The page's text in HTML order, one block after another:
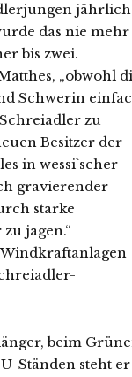
jährlich
das nie mehr
bis zwei.
„obwohl
Schwerin
zu
Besitzer der
in wessi`scher
gravierender
starke
jagen.“
beim
Ständen steht er